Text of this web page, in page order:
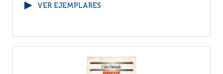
VER EJEMPLARES